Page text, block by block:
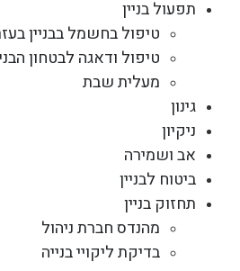
תפעול בניין
טיפול בחשמל בבניין
טיפול ודאגה לבטחון
מעלית שבת
גינון
ניקיון
אב ושמירה
ביטוח לבניין
תחזוק בניין
מהנדס חברת ניהול
בדיקת ליקויי בנייה